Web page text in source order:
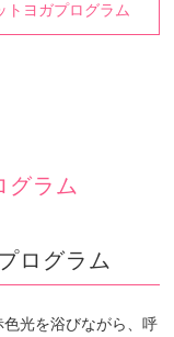
トヨガプログラム
グラム
ログラム
光を浴びながら、呼